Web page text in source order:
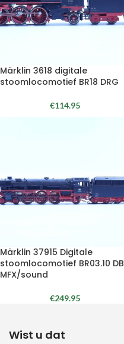
Märklin 3618 digitale
stoomlocomotief BR18 DRG
€114.95
Märklin 37915 Digitale
stoomlocomotief BR03.10 DB
MFX/sound
€249.95
Wist u dat